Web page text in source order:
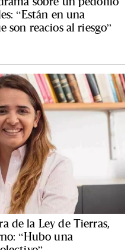
“Están en una
son reacios al riesgo”
de la Ley de Tierras,
“Hubo una